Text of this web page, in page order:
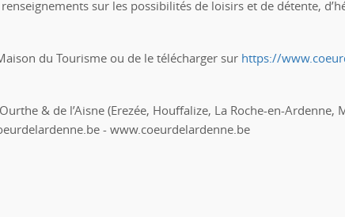
sur les possibilités de loisirs et de détente,
du Tourisme ou de le télécharger sur https://
& de l’Aisne (Erezée, Houffalize, La Roche-en-
- www.coeurdelardenne.be